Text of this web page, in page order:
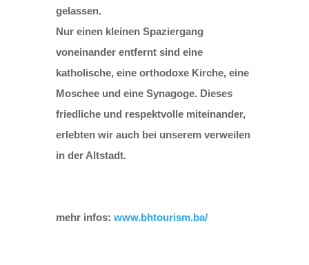
gelassen.
Nur einen kleinen Spaziergang
voneinander entfernt sind eine
katholische, eine orthodoxe Kirche, eine
Moschee und eine Synagoge. Dieses
friedliche und respektvolle miteinander,
erlebten wir auch bei unserem verweilen
in der Altstadt.
mehr infos: www.bhtourism.ba/